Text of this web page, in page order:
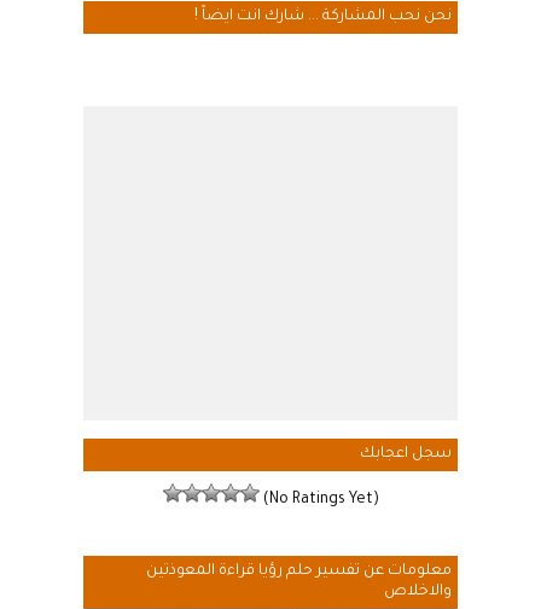
نحن نحب المشاركة ... شارك انت ايضاً !
سجل اعجابك
(No Ratings Yet)
معلومات عن تفسير حلم رؤيا قراءة المعوذتين
والاخلاص